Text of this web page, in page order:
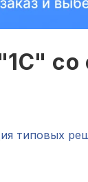
со
типовых